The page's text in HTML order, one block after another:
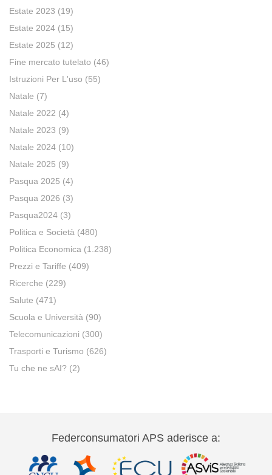
Estate 2023 (19)
Estate 2024 (15)
Estate 2025 (12)
Fine mercato tutelato (46)
Istruzioni Per L'uso (55)
Natale (7)
Natale 2022 (4)
Natale 2023 (9)
Natale 2024 (10)
Natale 2025 (9)
Pasqua 2025 (4)
Pasqua 2026 (3)
Pasqua2024 (3)
Politica e Società (480)
Politica Economica (1.238)
Prezzi e Tariffe (409)
Ricerche (229)
Salute (471)
Scuola e Università (90)
Telecomunicazioni (300)
Trasporti e Turismo (626)
Tu che ne sAI? (2)
Federconsumatori APS aderisce a: